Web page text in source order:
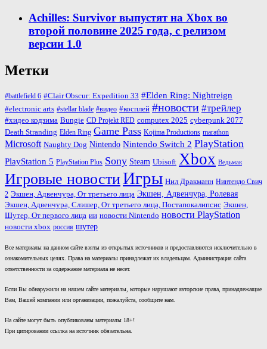
Achilles: Survivor выпустят на Xbox во
второй половине 2025 года, с релизом
версии 1.0
Метки
#battlefield 6 #Clair Obscur: Expedition 33 #Elden Ring: Nightreign
#electronic arts #stellar blade #видео #косплей #новости #трейлер
#хидео кодзима Bungie CD Projekt RED computex 2025 cyberpunk 2077
Death Stranding Elden Ring Game Pass Kojima Productions marathon
Microsoft Naughty Dog Nintendo Nintendo Switch 2 PlayStation
PlayStation 5 PlayStation Plus Sony Steam Ubisoft Xbox Ведьмак
Игровые новостиИгры Нил Дракманн Нинтендо Свич
2 Экшен, Адвенчура, От третьего лица Экшен, Адвенчура, Ролевая
Экшен, Адвенчура, Слэшер, От третьего лица, Постапокалипсис Экшен,
Шутер, От первого лица ии новости Nintendo новости PlayStation
новости xbox россия шутер
Все материалы на данном сайте взяты из открытых источников и предоставляются исключительно в
ознакомительных целях. Права на материалы принадлежат их владельцам. Администрация сайта
ответственности за содержание материала не несет.
Если Вы обнаружили на нашем сайте материалы, которые нарушают авторские права, принадлежащие
Вам, Вашей компании или организации, пожалуйста, сообщите нам.
На сайте могут быть опубликованы материалы 18+!
При цитировании ссылка на источник обязательна.